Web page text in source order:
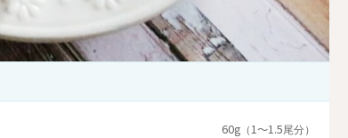
60g（1～1.5尾分）